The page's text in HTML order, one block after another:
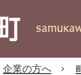
企業の方へ